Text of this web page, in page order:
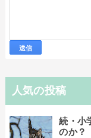
人気の投稿
続・小
のか？